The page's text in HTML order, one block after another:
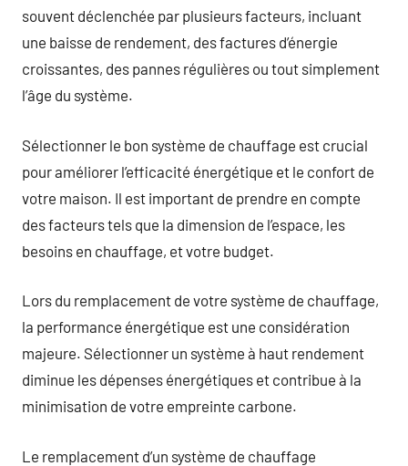
souvent déclenchée par plusieurs facteurs, incluant
une baisse de rendement, des factures d’énergie
croissantes, des pannes régulières ou tout simplement
l’âge du système.
Sélectionner le bon système de chauffage est crucial
pour améliorer l’efficacité énergétique et le confort de
votre maison. Il est important de prendre en compte
des facteurs tels que la dimension de l’espace, les
besoins en chauffage, et votre budget.
Lors du remplacement de votre système de chauffage,
la performance énergétique est une considération
majeure. Sélectionner un système à haut rendement
diminue les dépenses énergétiques et contribue à la
minimisation de votre empreinte carbone.
Le remplacement d’un système de chauffage